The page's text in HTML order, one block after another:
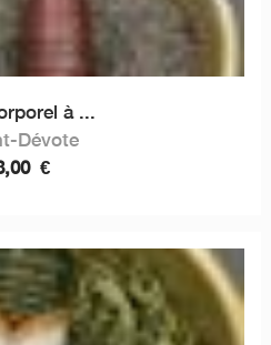
à ...
Dévote
€